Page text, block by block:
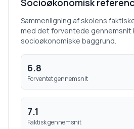
Socioøkonomisk
Sammenligning af skolens
med det forventede gennemsnit
socioøkonomiske baggrund.
6.8
Forventet gennemsnit
7.1
Faktisk gennemsnit